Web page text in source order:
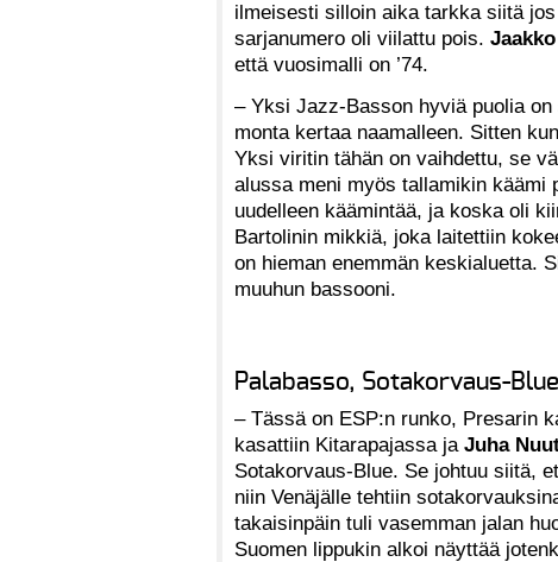
ilmeisesti silloin aika tarkka siitä
sarjanumero oli viilattu pois.
että vuosimalli on ’74.
– Yksi Jazz-Basson hyviä puolia
monta kertaa naamalleen. Sitten
Yksi viritin tähän on vaihdettu, se
alussa meni myös tallamikin käämi
uudelleen käämintää, ja koska oli
Bartolinin mikkiä, joka laitettiin
on hieman enemmän keskialuetta.
muuhun bassooni.
Palabasso, Sotakorvaus-
– Tässä on ESP:n runko, Presarin
kasattiin Kitarapajassa ja Juha
Sotakorvaus-Blue. Se johtuu siitä,
niin Venäjälle tehtiin
takaisinpäin tuli vasemman jalan
Suomen lippukin alkoi näyttää